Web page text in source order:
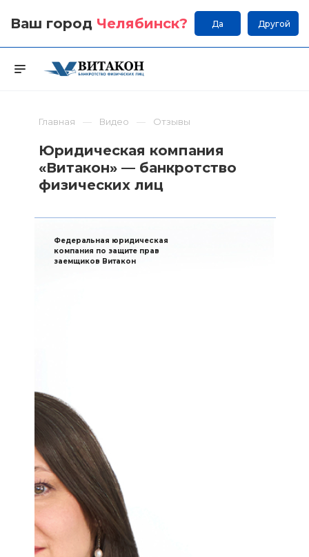
Ваш город Челябинск? Да Другой
Главная Видео Отзывы
Юридическая компания
«Витакон» — банкротство
физических лиц
Федеральная юридическая
компания по защите прав
заемщиков Витакон